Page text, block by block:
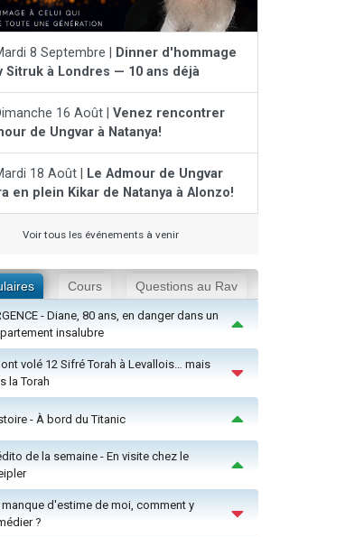
8 Septembre |
Dinner d'hommage
Sitruk à Londres — 10 ans déjà
16 Août | Venez rencontrer
de Ungvar à Natanya!
18 Août |
Le Admour de Ungvar
en plein Kikar de Natanya à Alonzo!
Voir tous les événements à venir
Cours Questions au Rav
- Diane, 80 ans, en danger dans un
insalubre
volé 12 Sifré Torah à Levallois… mais
la Torah
- À bord du Titanic
de la semaine - En visite chez le
d'estime de moi, comment y
?